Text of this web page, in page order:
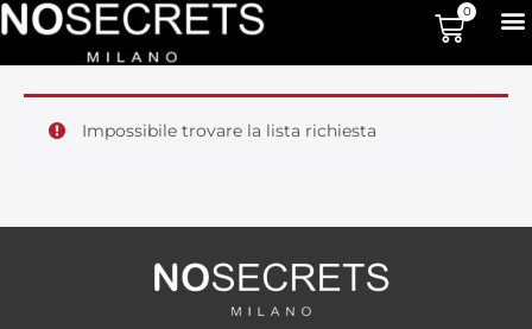
0
Impossibile trovare la lista richiesta